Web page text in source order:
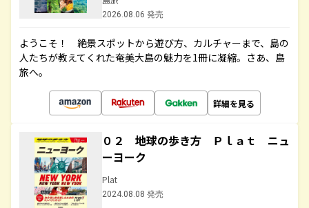
2026.08.06 発売
ようこそ！ 絶景スポットから遊び方、カルチャーまで、島の
人たちが教えてくれた奄美大島の魅力を1冊に凝縮。さあ、島
旅へ。
詳細を見る
０２ 地球の歩き方 Ｐｌａｔ ニュ
ーヨーク
Plat
2024.08.08 発売